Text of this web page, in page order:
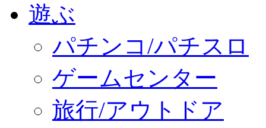
遊ぶ
パチンコ/パチスロ
ゲームセンター
旅行/アウトドア